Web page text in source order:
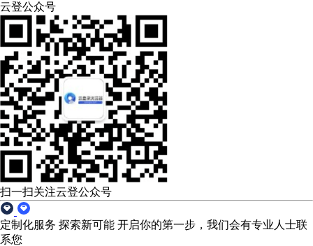
云登公众号
扫一扫关注云登公众号
定制化服务 探索新可能 开启你的第一步，我们会有专业人士联
系您